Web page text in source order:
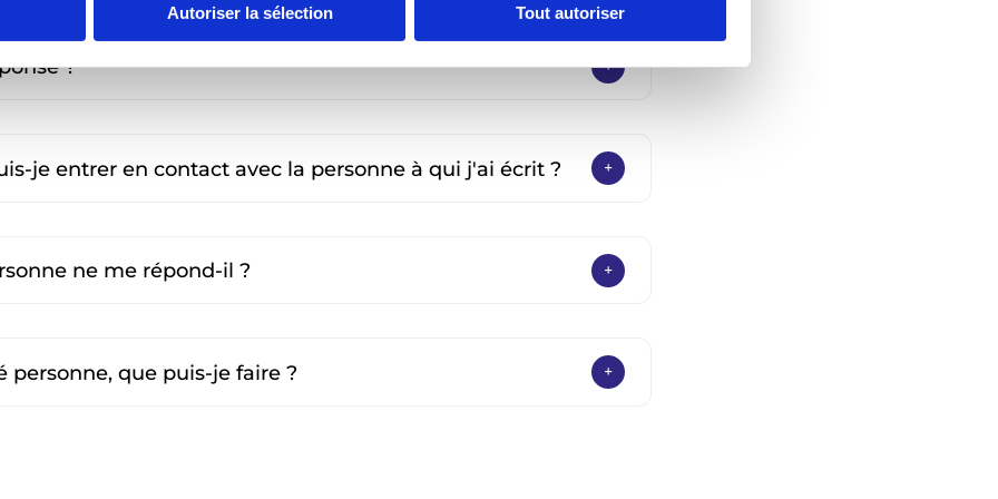
Autoriser la sélection Tout autoriser
?
je entrer en contact avec la personne à qui j'ai écrit ?
ne me répond-il ?
personne, que puis-je faire ?